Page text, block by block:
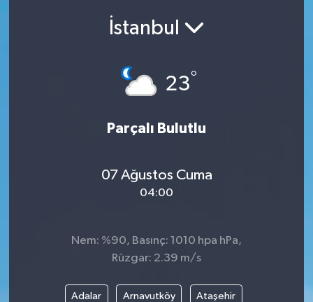
İstanbul
23°
Parçalı Bulutlu
07 Ağustos Cuma
04:00
Nem: %90, Basınç: 1010 hpa hPa,
Rüzgar: 2.39 m/s
Adalar Arnavutköy Ataşehir